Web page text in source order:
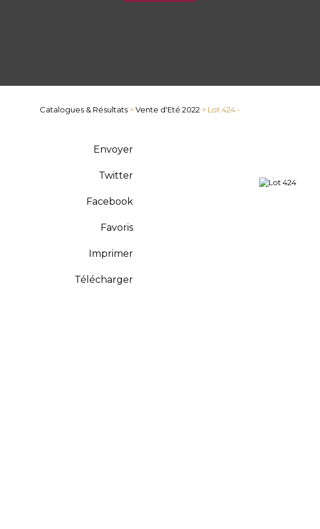
Catalogues & Résultats >Vente d'Eté 2022 > Lot 424 -
Envoyer
Twitter
Facebook
Favoris
Imprimer
Télécharger